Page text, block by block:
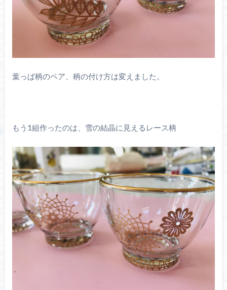
葉っぱ柄のペア、柄の付け方は変えました。
もう1組作ったのは、雪の結晶に見えるレース柄